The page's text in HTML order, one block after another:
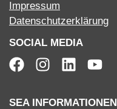
Impressum
Datenschutzerklärung
SOCIAL MEDIA
SEA INFORMATIONEN